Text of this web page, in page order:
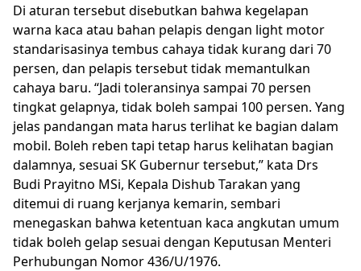
Di aturan tersebut disebutkan bahwa kegelapan
warna kaca atau bahan pelapis dengan light motor
standarisasinya tembus cahaya tidak kurang dari 70
persen, dan pelapis tersebut tidak memantulkan
cahaya baru. “Jadi toleransinya sampai 70 persen
tingkat gelapnya, tidak boleh sampai 100 persen. Yang
jelas pandangan mata harus terlihat ke bagian dalam
mobil. Boleh reben tapi tetap harus kelihatan bagian
dalamnya, sesuai SK Gubernur tersebut,” kata Drs
Budi Prayitno MSi, Kepala Dishub Tarakan yang
ditemui di ruang kerjanya kemarin, sembari
menegaskan bahwa ketentuan kaca angkutan umum
tidak boleh gelap sesuai dengan Keputusan Menteri
Perhubungan Nomor 436/U/1976.